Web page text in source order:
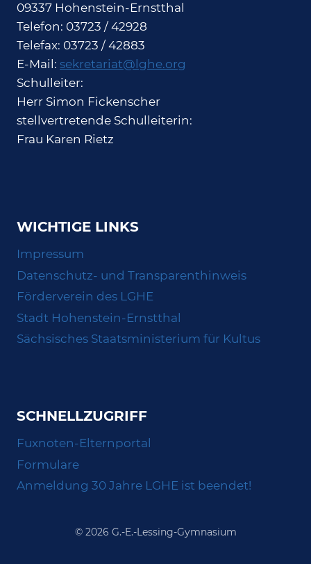
09337 Hohenstein-Ernstthal
Telefon: 03723 / 42928
Telefax: 03723 / 42883
E-Mail: sekretariat@lghe.org
Schulleiter:
Herr Simon Fickenscher
stellvertretende Schulleiterin:
Frau Karen Rietz
WICHTIGE LINKS
Impressum
Datenschutz- und Transparenthinweis
Förderverein des LGHE
Stadt Hohenstein-Ernstthal
Sächsisches Staatsministerium für Kultus
SCHNELLZUGRIFF
Fuxnoten-Elternportal
Formulare
Anmeldung 30 Jahre LGHE ist beendet!
© 2026 G.-E.-Lessing-Gymnasium